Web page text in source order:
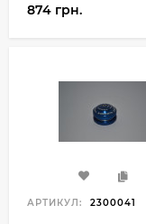
874 грн.
АРТИКУЛ: 2300041